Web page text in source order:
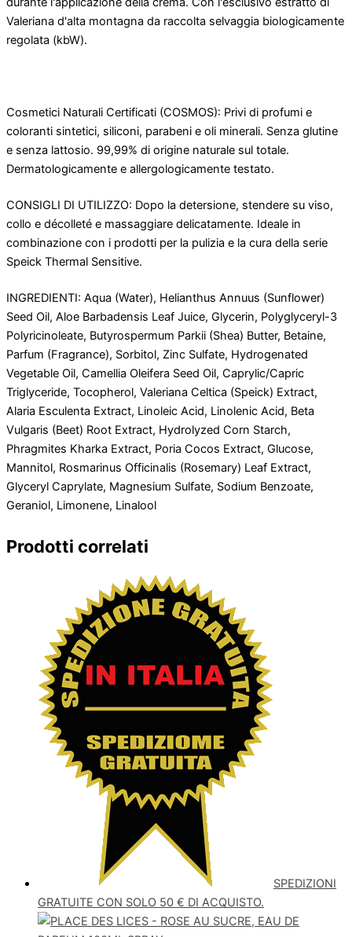
Valeriana d'alta montagna da raccolta selvaggia biologicamente
regolata (kbW).
Cosmetici Naturali Certificati (COSMOS): Privi di profumi e
coloranti sintetici, siliconi, parabeni e oli minerali. Senza glutine
e senza lattosio. 99,99% di origine naturale sul totale.
Dermatologicamente e allergologicamente testato.
CONSIGLI DI UTILIZZO: Dopo la detersione, stendere su viso,
collo e décolleté e massaggiare delicatamente. Ideale in
combinazione con i prodotti per la pulizia e la cura della serie
Speick Thermal Sensitive.
INGREDIENTI: Aqua (Water), Helianthus Annuus (Sunflower)
Seed Oil, Aloe Barbadensis Leaf Juice, Glycerin, Polyglyceryl-3
Polyricinoleate, Butyrospermum Parkii (Shea) Butter, Betaine,
Parfum (Fragrance), Sorbitol, Zinc Sulfate, Hydrogenated
Vegetable Oil, Camellia Oleifera Seed Oil, Caprylic/Capric
Triglyceride, Tocopherol, Valeriana Celtica (Speick) Extract,
Alaria Esculenta Extract, Linoleic Acid, Linolenic Acid, Beta
Vulgaris (Beet) Root Extract, Hydrolyzed Corn Starch,
Phragmites Kharka Extract, Poria Cocos Extract, Glucose,
Mannitol, Rosmarinus Officinalis (Rosemary) Leaf Extract,
Glyceryl Caprylate, Magnesium Sulfate, Sodium Benzoate,
Geraniol, Limonene, Linalool
Prodotti correlati
SPEDIZIONI
GRATUITE CON SOLO 50 € DI ACQUISTO.